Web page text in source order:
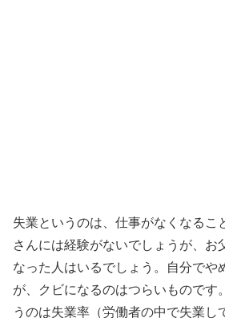
失業というのは、仕事がなくなるこ
さんには経験がないでしょうが、お
なった人はいるでしょう。自分でや
が、クビになるのはつらいものです
うのは失業率（労働者の中で失業し